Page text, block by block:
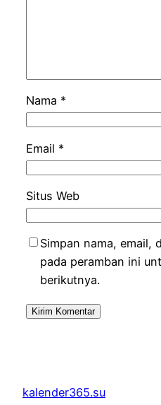
Nama *
Email *
Situs Web
Simpan nama, email,
pada peramban ini
berikutnya.
kalender365.su